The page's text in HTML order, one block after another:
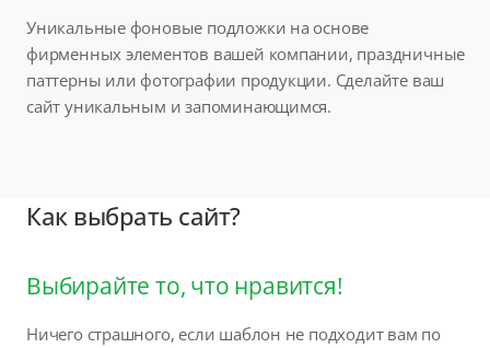
Уникальные фоновые подложки на основе
фирменных элементов вашей компании, праздничные
паттерны или фотографии продукции. Сделайте ваш
сайт уникальным и запоминающимся.
Как выбрать сайт?
Выбирайте то, что нравится!
Ничего страшного, если шаблон не подходит вам по